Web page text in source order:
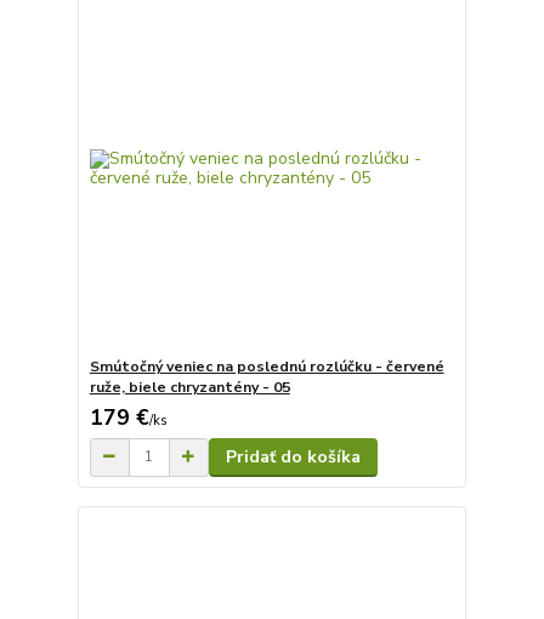
Smútočný veniec na poslednú rozlúčku - červené
ruže, biele chryzantény - 05
179 €/ks
Pridať do košíka